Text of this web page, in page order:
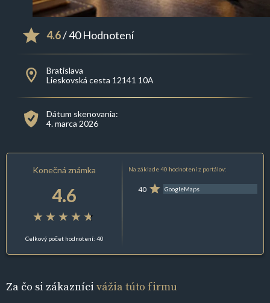
4.6/ 40 Hodnotení
Bratislava
Lieskovská cesta 12141 10A
Dátum skenovania:
4. marca 2026
Konečná známka
4.6
Celkový počet hodnotení: 40
Na základe 40 hodnotení z portálov:
40 GoogleMaps
Za čo si zákazníci vážia túto firmu